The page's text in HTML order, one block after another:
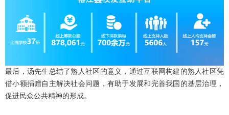
最后，汤先生总结了熟人社区的意义，通过互联网构建的熟人社区凭
借小额捐赠自主解决社会问题，有助于发展和完善我国的基层治理，
促进民众公共精神的形成。